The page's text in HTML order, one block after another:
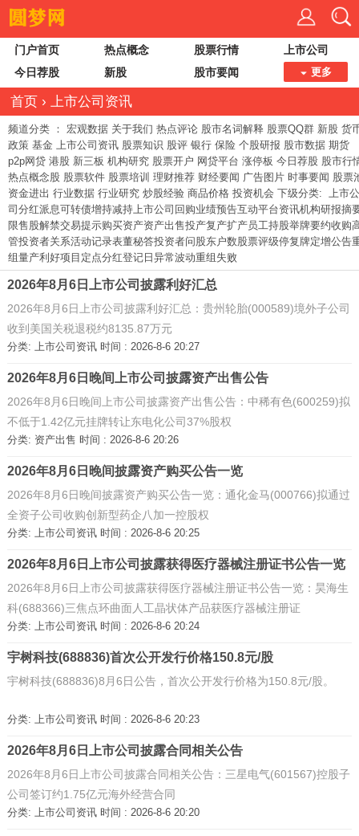
门户首页 热点概念 股票行情
上市公司
今日荐股
新股 股市要闻 更多
首页 › 上市公司资讯
频道分类 ： 宏观数据 关于我们 热点评论 股市名词解释 股票QQ群 新股 货
政策 基金 上市公司资讯 股票知识 股评 银行 保险 个股研报 股市数据 期货
p2p网贷 港股 新三板 机构研究 股票开户 网贷平台 涨停板 今日荐股 股市行
热点概念股 股票软件 股票培训 理财推荐 财经要闻 广告图片 时事要闻 股票
资金进出 行业数据 行业研究 炒股经验 商品价格 投资机会 下级分类: 上市公
司分红派息可转债增持减持上市公司回购业绩预告互动平台资讯机构研报摘
限售股解禁交易提示购买资产资产出售投产复产扩产员工持股举牌要约收购
管投资者关系活动记录表董秘答投资者问股东户数股票评级停复牌定增公告
组量产利好项目定点分红登记日 异常波动重组失败
2026年8月6日上市公司披露利好汇总
2026年8月6日上市公司披露利好汇总：贵州轮胎(000589)境外子公司
收到美国关税退税约8135.87万元
分类: 上市公司资讯时间 : 2026-8-6 20:27
2026年8月6日晚间上市公司披露资产出售公告
2026年8月6日晚间上市公司披露资产出售公告：中稀有色(600259)拟
不低于1.42亿元挂牌转让东电化公司37%股权
分类: 资产出售 时间 : 2026-8-6 20:26
2026年8月6日晚间披露资产购买公告一览
2026年8月6日晚间披露资产购买公告一览：通化金马(000766)拟通过
全资子公司收购创新型药企八加一控股权
分类: 上市公司资讯时间 : 2026-8-6 20:25
2026年8月6日上市公司披露获得医疗器械注册证书公告一览
2026年8月6日上市公司披露获得医疗器械注册证书公告一览：昊海生
科(688366)三焦点环曲面人工晶状体产品获医疗器械注册证
分类: 上市公司资讯时间 : 2026-8-6 20:24
宇树科技(688836)首次公开发行价格150.8元/股
宇树科技(688836)8月6日公告，首次公开发行价格为150.8元/股。
分类: 上市公司资讯时间 : 2026-8-6 20:23
2026年8月6日上市公司披露合同相关公告
2026年8月6日上市公司披露合同相关公告：三星电气(601567)控股子
公司签订约1.75亿元海外经营合同
分类: 上市公司资讯时间 : 2026-8-6 20:20